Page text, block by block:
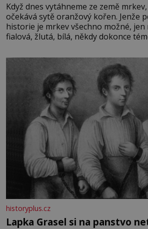
Když dnes vytáhneme ze země
očekává sytě oranžový kořen. Jenže
historie je mrkev všechno možné, jen
fialová, žlutá, bílá, někdy dokonce
bez které si českou zahradu ani
historyplus.cz
Lapka Grasel si na panstvo